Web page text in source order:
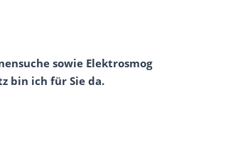
sowie Elektrosmog
bin ich für Sie da.